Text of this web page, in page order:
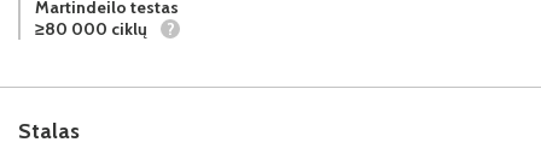
Stalas
Martindeilo testas
≥80 000 ciklų
?